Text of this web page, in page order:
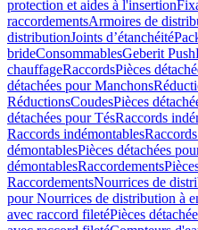
protection et aides à l'insertion
raccordementsArmoires de
distributionJoints d’étanchéité
brideConsommablesGeberit
chauffageRaccordsPièces
détachées pour Manchons
RéductionsCoudesPièces
détachées pour TésRaccords
Raccords indémontables
démontablesPièces détachées
démontablesRaccordements
RaccordementsNourrices de
pour Nourrices de distribution à
avec raccord filetéPièces